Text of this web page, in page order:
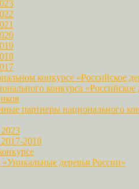
конкурсе «Российское
конкурса «Российское
партнеры национального
2018
деревья России»